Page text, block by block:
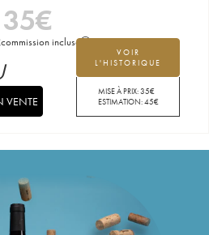
35€
commission incluse
VOIR
L'HISTORIQUE
MISE À PRIX:35€
ESTIMATION:45€
VENTE